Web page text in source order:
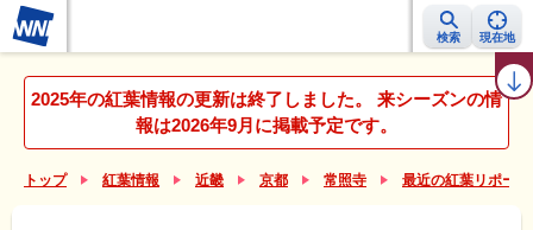
検索 現在地
紅葉レーダー 紅葉ニュース 京都 見頃カレンダー 名所ランキング
2025年の紅葉情報の更新は終了しました。 来シーズンの情
報は2026年9月に掲載予定です。
トップ 紅葉情報 近畿 京都 常照寺 最近の紅葉リポー